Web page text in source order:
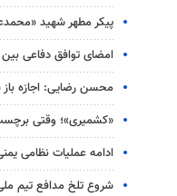
پیکر مطهر شهید
امضای توافق دفاعی
محسن رضایی: اجازه
«کشمیری»؛ وقتی
ادامه عملیات نظامی
شروع تلخ مدافع تیم